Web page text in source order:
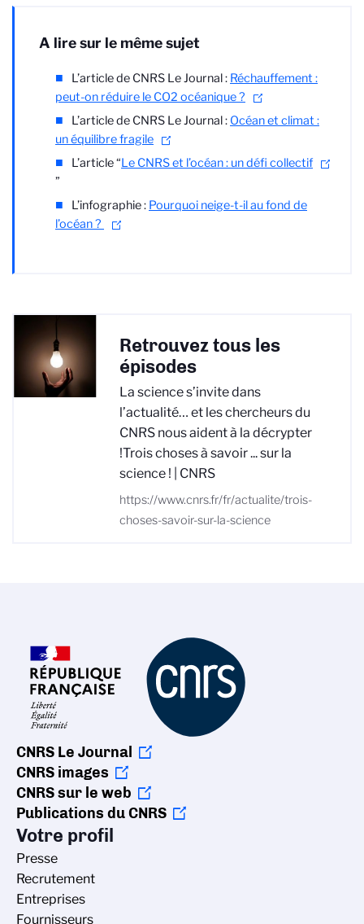
A lire sur le même sujet
L’article de CNRS Le Journal : Réchauffement :
peut-on réduire le CO2 océanique ?
L’article de CNRS Le Journal : Océan et climat :
un équilibre fragile
L’article “Le CNRS et l’océan : un défi collectif
”
L’infographie : Pourquoi neige-t-il au fond de
l’océan ?
Retrouvez tous les
épisodes
La science s’invite dans
l’actualité… et les chercheurs du
CNRS nous aident à la décrypter
!Trois choses à savoir ... sur la
science ! | CNRS
https://www.cnrs.fr/fr/actualite/trois-
choses-savoir-sur-la-science
CNRS Le Journal
CNRS images
CNRS sur le web
Publications du CNRS
Votre profil
Presse
Recrutement
Entreprises
Fournisseurs